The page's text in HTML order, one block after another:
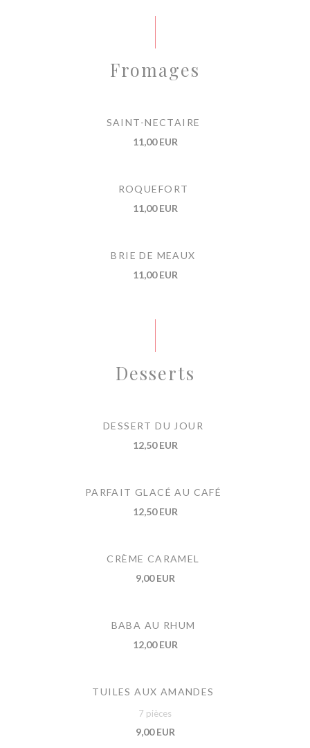
Fromages
SAINT-NECTAIRE
11,00 EUR
ROQUEFORT
11,00 EUR
BRIE DE MEAUX
11,00 EUR
Desserts
DESSERT DU JOUR
12,50 EUR
PARFAIT GLACÉ AU CAFÉ
12,50 EUR
CRÈME CARAMEL
9,00 EUR
BABA AU RHUM
12,00 EUR
TUILES AUX AMANDES
7 pièces
9,00 EUR